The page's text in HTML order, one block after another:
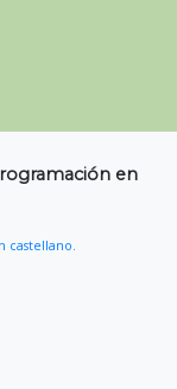
en
castellano.